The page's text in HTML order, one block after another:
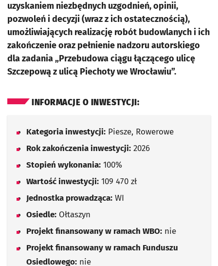
uzyskaniem niezbędnych uzgodnień, opinii,
pozwoleń i decyzji (wraz z ich ostatecznością),
umożliwiających realizację robót budowlanych i ich
zakończenie oraz pełnienie nadzoru autorskiego
dla zadania „Przebudowa ciągu łączącego ulicę
Szczepową z ulicą Piechoty we Wrocławiu”.
INFORMACJE O INWESTYCJI:
Kategoria inwestycji: Piesze, Rowerowe
Rok zakończenia inwestycji: 2026
Stopień wykonania: 100%
Wartość inwestycji: 109 470 zł
Jednostka prowadząca: WI
Osiedle: Ołtaszyn
Projekt finansowany w ramach WBO: nie
Projekt finansowany w ramach Funduszu
Osiedlowego: nie